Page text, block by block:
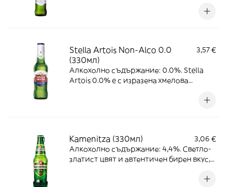
създават този златен еликсир, който
Stella Artois Non-Alco 0.0
(330мл)
3,57 €
Алкохолно съдържание: 0.0%. Stella
Artois 0.0% e с изразена хмелова
Kamenitza (330мл)
3,06 €
Алкохолно съдържание: 4,4%. Светло-
златист цвят и автентичен бирен вкус,
четирите основно съставки – мая, вода,